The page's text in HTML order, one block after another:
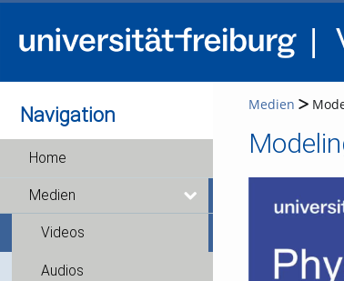
Navigation
Home
Medien
Videos
Audios
Medien